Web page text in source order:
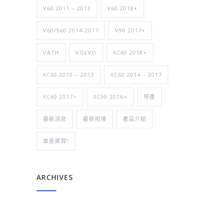
V60 2011 – 2013 V60 2018+
V60/S60 2014-2017 V90 2017+
VATH VOLVO XC40 2018+
XC60 2010 – 2013 XC60 2014 – 2017
XC60 2017+ XC90 2016+ 停產
最新消息 最新相簿 產品介紹
誰是萊羿?
ARCHIVES